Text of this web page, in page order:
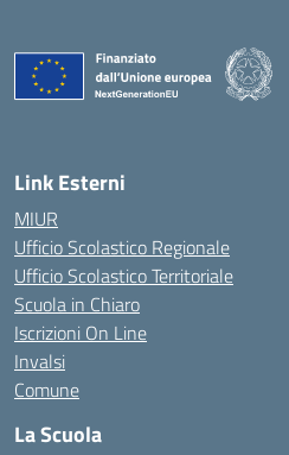
Link Esterni
MIUR
Ufficio Scolastico Regionale
Ufficio Scolastico Territoriale
Scuola in Chiaro
Iscrizioni On Line
Invalsi
Comune
La Scuola